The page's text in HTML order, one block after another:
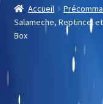
Liste des souhaits
Notre sélection
Accueil
Salameche, Reptincel
Box